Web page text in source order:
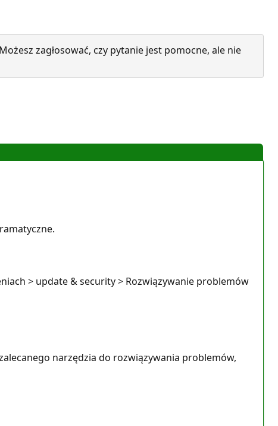
zagłosować, czy pytanie jest pomocne, ale nie
> update & security > Rozwiązywanie problemów
narzędzia do rozwiązywania problemów,